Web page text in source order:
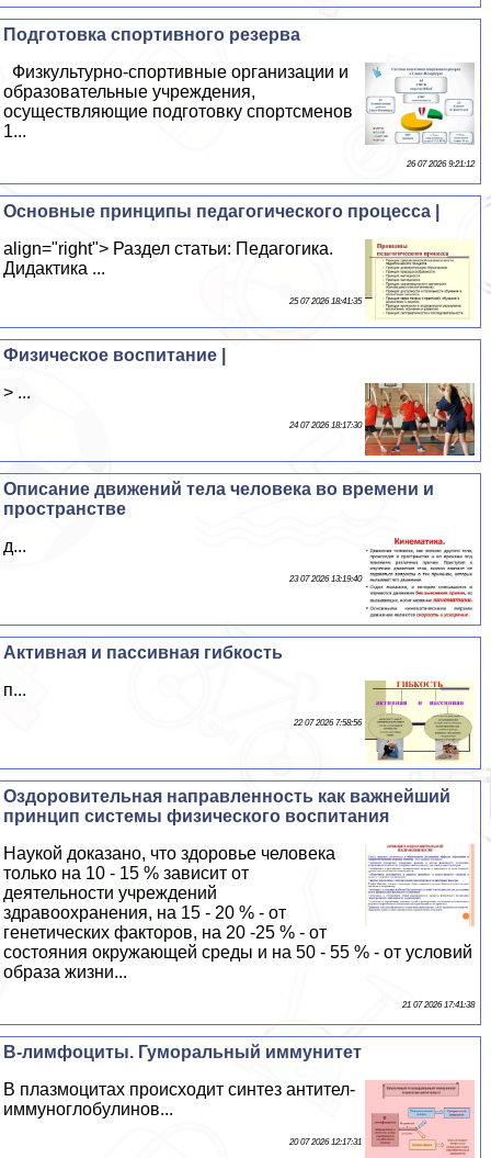
Подготовка спортивного резерва
Физкультурно-спортивные организации и
образовательные учреждения,
осуществляющие подготовку спортсменов
1...
26 07 2026 9:21:12
Основные принципы педагогического процесса |
align="right"> Раздел статьи: Педагогика.
Дидактика ...
25 07 2026 18:41:35
Физическое воспитание |
> ...
24 07 2026 18:17:30
Описание движений тела человека во времени и
прострaнcтве
д...
23 07 2026 13:19:40
Активная и пассивная гибкость
п...
22 07 2026 7:58:56
Оздоровительная направленность как важнейший
принцип системы физического воспитания
Наукой доказано, что здоровье человека
только на 10 - 15 % зависит от
деятельности учреждений
здравоохранения, на 15 - 20 % - от
генетических факторов, на 20 -25 % - от
состояния окружающей среды и на 50 - 55 % - от условий
образа жизни...
21 07 2026 17:41:38
В-лимфоциты. Гумopaльный иммунитет
В плазмоцитах происходит синтез антител-
иммуноглобулинов...
20 07 2026 12:17:31